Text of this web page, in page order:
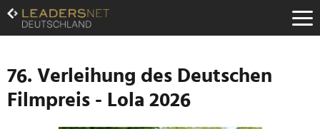
Zum
Inhalt
Zur
Navigation
Zur
Hauptnavigation
76. Verleihung des Deutschen
Filmpreis - Lola 2026